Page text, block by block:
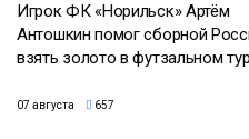
Игрок ФК «Норильск» Артём
Антошкин помог сборной
взять золото в футзальном
07 августа 657